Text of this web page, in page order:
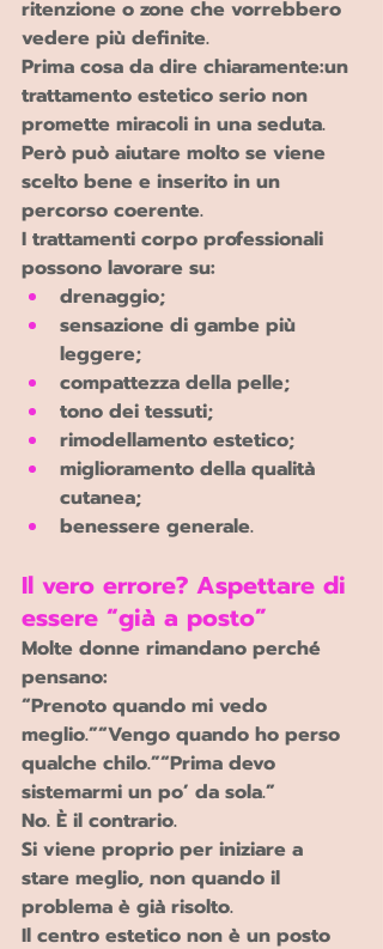
ritenzione o zone che vorrebbero
vedere più definite.
Prima cosa da dire chiaramente:un
trattamento estetico serio non
promette miracoli in una seduta.
Però può aiutare molto se viene
scelto bene e inserito in un
percorso coerente.
I trattamenti corpo professionali
possono lavorare su:
drenaggio;
sensazione di gambe più
leggere;
compattezza della pelle;
tono dei tessuti;
rimodellamento estetico;
miglioramento della qualità
cutanea;
benessere generale.
Il vero errore? Aspettare di
essere “già a posto”
Molte donne rimandano perché
pensano:
“Prenoto quando mi vedo
meglio.”“Vengo quando ho perso
qualche chilo.”“Prima devo
sistemarmi un po’ da sola.”
No. È il contrario.
Si viene proprio per iniziare a
stare meglio, non quando il
problema è già risolto.
Il centro estetico non è un posto